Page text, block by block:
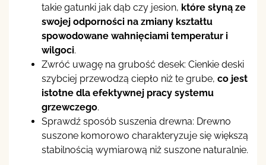
takie gatunki jak dąb czy jesion, które słyną ze
swojej odporności na zmiany kształtu
spowodowane wahnięciami temperatur i
wilgoci.
Zwróć uwagę na grubość desek: Cienkie deski
szybciej przewodzą ciepło niż te grube, co jest
istotne dla efektywnej pracy systemu
grzewczego.
Sprawdź sposób suszenia drewna: Drewno
suszone komorowo charakteryzuje się większą
stabilnością wymiarową niż suszone naturalnie.